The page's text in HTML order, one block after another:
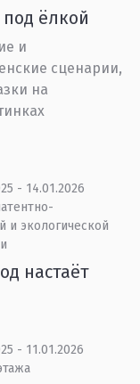
ёлкой
и
сценарии,
на
- 14.01.2026
и экологической
настаёт
- 11.01.2026